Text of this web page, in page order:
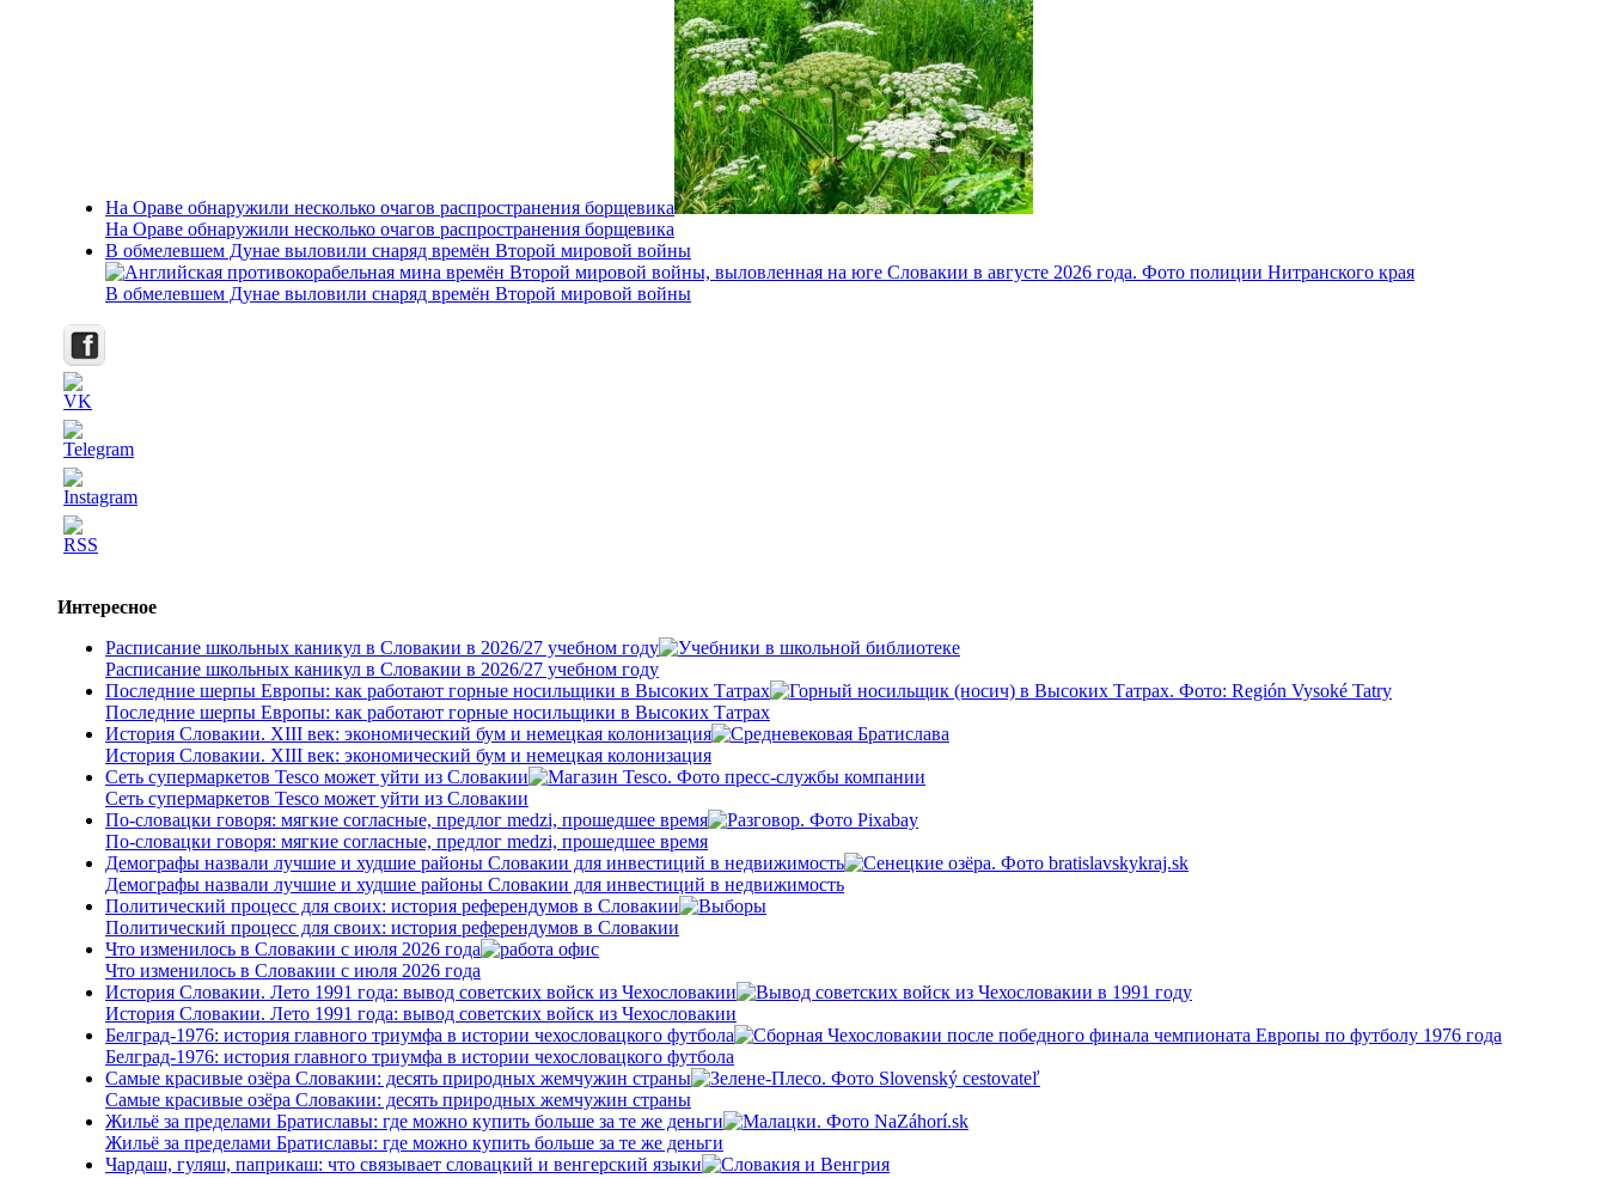
На Ораве обнаружили несколько очагов распространения борщевика
На Ораве обнаружили несколько очагов распространения борщевика
В обмелевшем Дунае выловили снаряд времён Второй мировой войны
В обмелевшем Дунае выловили снаряд времён Второй мировой войны
Интересное
Расписание школьных каникул в Словакии в 2026/27 учебном году
Расписание школьных каникул в Словакии в 2026/27 учебном году
Последние шерпы Европы: как работают горные носильщики в Высоких Татрах
Последние шерпы Европы: как работают горные носильщики в Высоких Татрах
История Словакии. XIII век: экономический бум и немецкая колонизация
История Словакии. XIII век: экономический бум и немецкая колонизация
Сеть супермаркетов Tesco может уйти из Словакии
Сеть супермаркетов Tesco может уйти из Словакии
По-словацки говоря: мягкие согласные, предлог medzi, прошедшее время
По-словацки говоря: мягкие согласные, предлог medzi, прошедшее время
Демографы назвали лучшие и худшие районы Словакии для инвестиций в недвижимость
Демографы назвали лучшие и худшие районы Словакии для инвестиций в недвижимость
Политический процесс для своих: история референдумов в Словакии
Политический процесс для своих: история референдумов в Словакии
Что изменилось в Словакии с июля 2026 года
Что изменилось в Словакии с июля 2026 года
История Словакии. Лето 1991 года: вывод советских войск из Чехословакии
История Словакии. Лето 1991 года: вывод советских войск из Чехословакии
Белград-1976: история главного триумфа в истории чехословацкого футбола
Белград-1976: история главного триумфа в истории чехословацкого футбола
Самые красивые озёра Словакии: десять природных жемчужин страны
Самые красивые озёра Словакии: десять природных жемчужин страны
Жильё за пределами Братиславы: где можно купить больше за те же деньги
Жильё за пределами Братиславы: где можно купить больше за те же деньги
Чардаш, гуляш, паприкаш: что связывает словацкий и венгерский языки